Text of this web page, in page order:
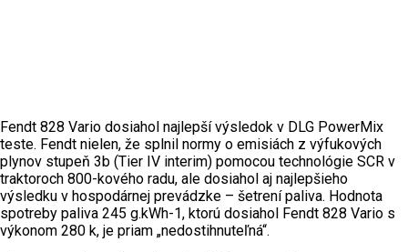
Fendt 828 Vario dosiahol najlepší výsledok v DLG PowerMix
teste. Fendt nielen, že splnil normy o emisiách z výfukových
plynov stupeň 3b (Tier IV interim) pomocou technológie SCR v
traktoroch 800-kového radu, ale dosiahol aj najlepšieho
výsledku v hospodárnej prevádzke – šetrení paliva. Hodnota
spotreby paliva 245 g.kWh-1, ktorú dosiahol Fendt 828 Vario s
výkonom 280 k, je priam „nedostihnuteľná“.